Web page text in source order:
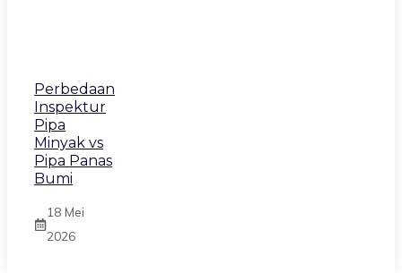
Perbedaan
Inspektur
Pipa
Minyak vs
Pipa Panas
Bumi
18 Mei
2026